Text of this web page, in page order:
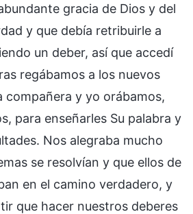
gracia de Dios y del
y que debía retribuirle a
un deber, así que accedí
regábamos a los nuevos
compañera y yo orábamos,
para enseñarles Su palabra y
Nos alegraba mucho
se resolvían y que ellos de
en el camino verdadero, y
que hacer nuestros deberes